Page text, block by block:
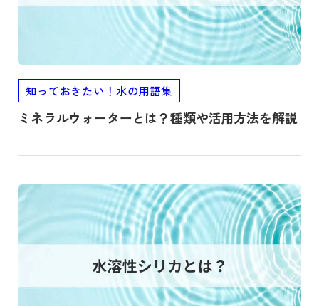
知っておきたい！水の用語集
ミネラルウォーターとは？種類や活用方法を解説
記事を読む